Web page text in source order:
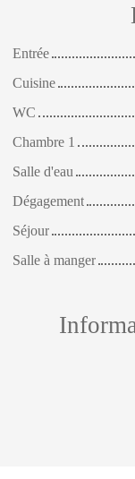
Entrée
Cuisine
WC
Chambre 1
Salle d'eau
Dégagement
Séjour
Salle à manger